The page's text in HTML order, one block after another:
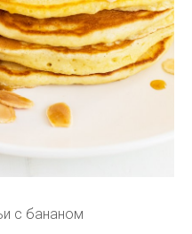
с бананом